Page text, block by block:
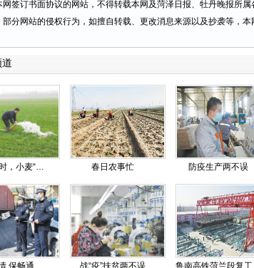
订书面协议的网站，不得转载本网及菏泽日报、牡丹晚报所属
部分网站的侵权行为，如擅自转载、更改消息来源以及抄袭等，
春灌正当时，小麦“喝”上黄河水 春日农事忙 防疫生产两不误
保畅通 战“疫”扶贫两不误